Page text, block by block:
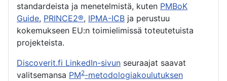
standardeista ja menetelmistä, kuten PMBoK
Guide, PRINCE2®, IPMA-ICB ja perustuu
kokemukseen EU:n toimielimissä toteutetuista
projekteista.
Discoverit.fi LinkedIn-sivun seuraajat saavat
valitsemansa PM2-metodologiakoulutuksen